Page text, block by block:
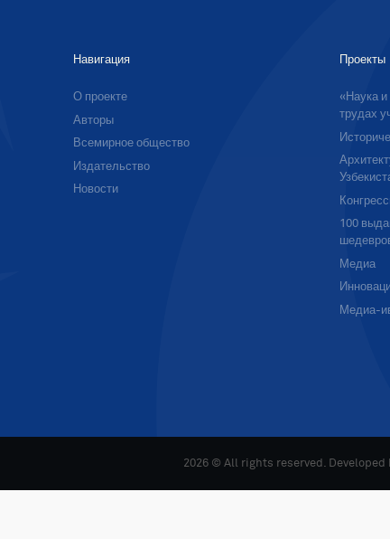
Навигация
О проекте
Авторы
Всемирное общество
Издательство
Новости
Проекты
«Наука и
трудах
100
Медиа
Медиа-
2026 © All rights reserved. Developed